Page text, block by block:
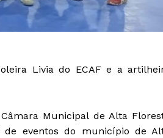
Livia do ECAF e a
Municipal de Alta
de eventos do município de